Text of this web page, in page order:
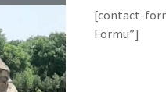
[contact-
Formu”]